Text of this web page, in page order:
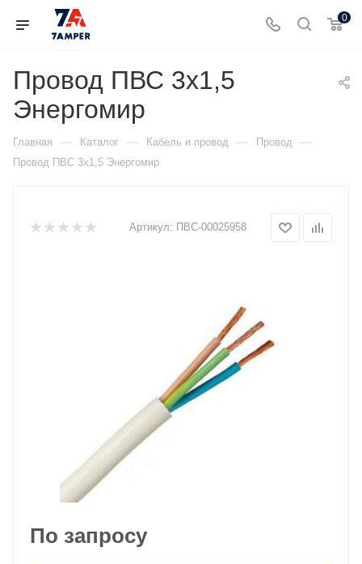
0
Провод ПВС 3х1,5
Энергомир
Главная — Каталог — Кабель и провод — Провод —
Провод ПВС 3х1,5 Энергомир
Артикул: ПВС-00025958
По запросу